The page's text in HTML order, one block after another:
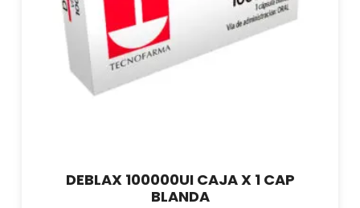
DEBLAX 100000UI CAJA X 1 CAP
BLANDA